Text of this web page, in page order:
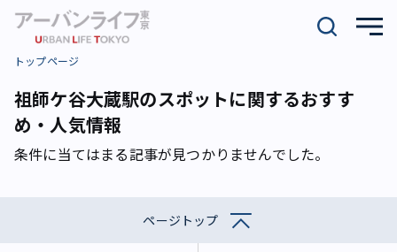
トップページ
祖師ケ谷大蔵駅のスポットに関するおすす
め・人気情報
条件に当てはまる記事が見つかりませんでした。
ページトップ